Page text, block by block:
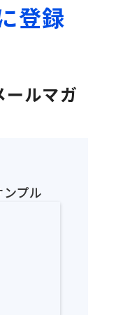
登録
ールマガ
ンプル